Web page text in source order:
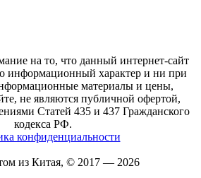
на то, что данный интернет-сайт
информационный характер и ни при
материалы и цены,
не являются публичной офертой,
Статей 435 и 437 Гражданского
кодекса РФ.
конфиденциальности
из Китая, © 2017 — 2026